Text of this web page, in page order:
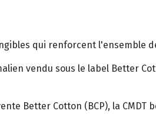
qui renforcent l'ensemble
vendu sous le label Better
Better Cotton (BCP), la